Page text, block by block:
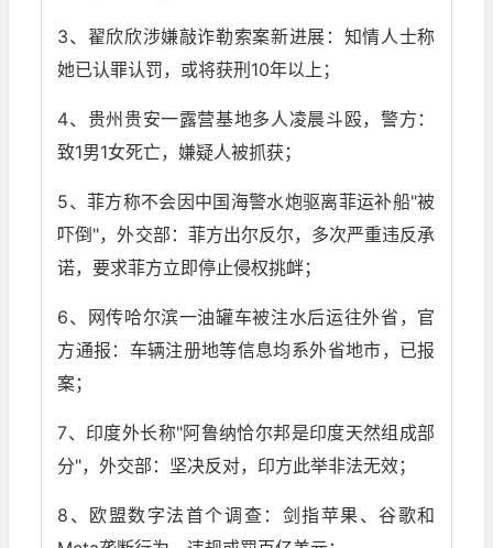
3、翟欣欣涉嫌敲诈勒索案新进展：知情人士称
她已认罪认罚，或将获刑10年以上；
4、贵州贵安一露营基地多人凌晨斗殴，警方：
致1男1女死亡，嫌疑人被抓获；
5、菲方称不会因中国海警水炮驱离菲运补船"被
吓倒"，外交部：菲方出尔反尔，多次严重违反承
诺，要求菲方立即停止侵权挑衅；
6、网传哈尔滨一油罐车被注水后运往外省，官
方通报：车辆注册地等信息均系外省地市，已报
案；
7、印度外长称"阿鲁纳恰尔邦是印度天然组成部
分"，外交部：坚决反对，印方此举非法无效；
8、欧盟数字法首个调查：剑指苹果、谷歌和